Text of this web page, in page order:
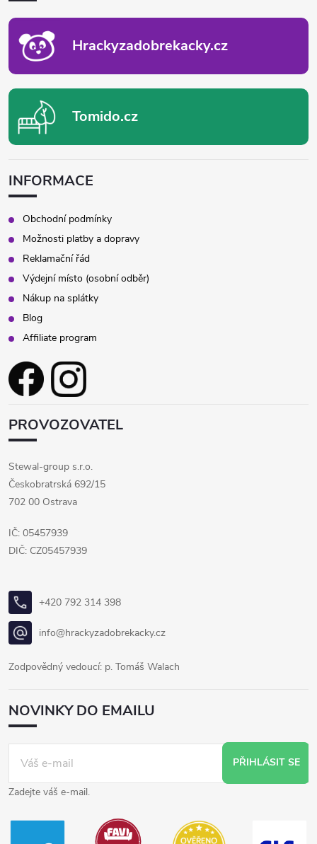
Hrackyzadobrekacky.cz
Tomido.cz
INFORMACE
Obchodní podmínky
Možnosti platby a dopravy
Reklamační řád
Výdejní místo (osobní odběr)
Nákup na splátky
Blog
Affiliate program
PROVOZOVATEL
Stewal-group s.r.o.
Českobratrská 692/15
702 00 Ostrava
IČ: 05457939
DIČ: CZ05457939
+420 792 314 398
info@hrackyzadobrekacky.cz
Zodpovědný vedoucí: p. Tomáš Walach
NOVINKY DO EMAILU
PŘIHLÁSIT SE
Zadejte váš e-mail.